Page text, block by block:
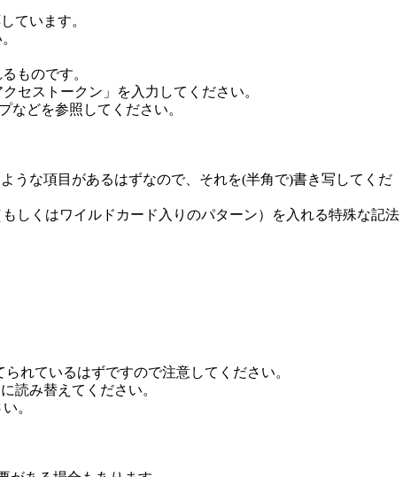
ています。
ものです。
セストークン」を入力してください。
などを参照してください。
うな項目があるはずなので、それを(半角で)書き写してくだ
しくはワイルドカード入りのパターン）を入れる特殊な記法
れているはずですので注意してください。
読み替えてください。
。